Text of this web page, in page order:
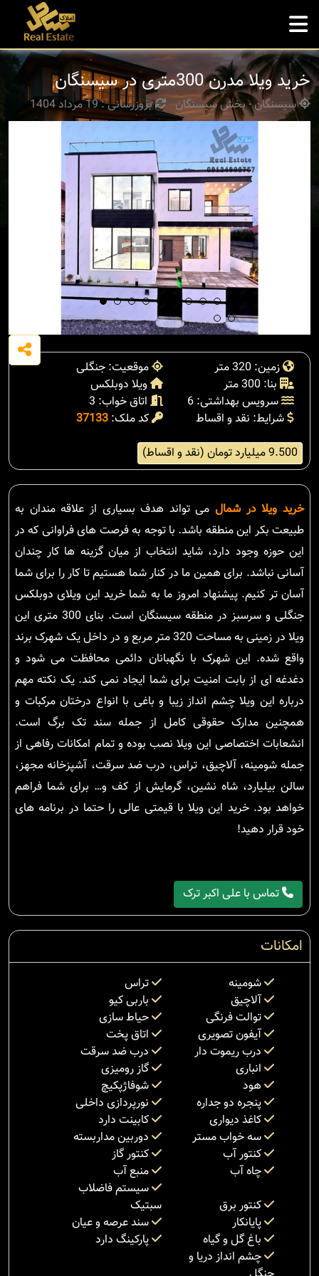
خرید ویلا مدرن 300متری در سیسنگان
سیسنگان - بخش سیسنگان بروزرسانی : 19 مرداد 1404
زمین: 320 متر
موقعیت: جنگلی
بنا: 300 متر
ویلا دوبلکس
سرویس بهداشتی: 6
اتاق خواب: 3
شرایط: نقد و اقساط
کد ملک: 37133
9.500 میلیارد تومان (نقد و اقساط)
خرید ویلا در شمالمی تواند هدف بسیاری از علاقه مندان به
طبیعت بکر این منطقه باشد. با توجه به فرصت های فراوانی که در
این حوزه وجود دارد، شاید انتخاب از میان گزینه ها کار چندان
آسانی نباشد. برای همین ما در کنار شما هستیم تا کار را برای شما
آسان تر کنیم. پیشنهاد امروز ما به شما خرید این ویلای دوبلکس
جنگلی و سرسبز در منطقه سیسنگان است. بنای 300 متری این
ویلا در زمینی به مساحت 320 متر مربع و در داخل یک شهرک برند
واقع شده. این شهرک با نگهبانان دائمی محافظت می شود و
دغدغه ای از بابت امنیت برای شما ایجاد نمی کند. یک نکته مهم
درباره این ویلا چشم انداز زیبا و باغی با انواع درختان مرکبات و
همچنین مدارک حقوقی کامل از جمله سند تک برگ است.
انشعابات اختصاصی این ویلا نصب بوده و تمام امکانات رفاهی از
جمله شومینه، آلاچیق، تراس، درب ضد سرقت، آشپزخانه مجهز،
سالن بیلیارد، شاه نشین، گرمایش از کف و… برای شما فراهم
خواهد بود. خرید این ویلا با قیمتی عالی را حتما در برنامه های
خود قرار دهید!
تماس با علی اکبر ترک
امکانات
شومینه
تراس
آلاچیق
باربی کیو
توالت فرنگی
حیاط سازی
آیفون تصویری
اتاق پخت
درب ریموت دار
درب ضد سرقت
انباری
گاز رومیزی
هود
شوفاژپکیچ
پنجره دو جداره
نورپردازی داخلی
کاغذ دیواری
کابینت دارد
سه خواب مستر
دوربین مداربسته
کنتور آب
کنتور گاز
چاه آب
منبع آب
کنتور برق
سیستم فاضلاب
سبتیک
پایانکار
سند عرصه و عیان
باغ گل و گیاه
پارکینگ دارد
چشم انداز دریا و